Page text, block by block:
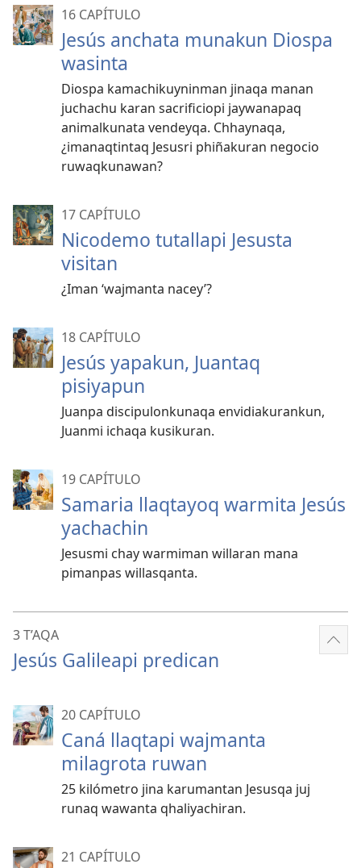
16 CAPÍTULO
Jesús anchata munakun Diospa
wasinta
Diospa kamachikuyninman jinaqa manan
juchachu karan sacrificiopi jaywanapaq
animalkunata vendeyqa. Chhaynaqa,
¿imanaqtintaq Jesusri phiñakuran negocio
ruwaqkunawan?
17 CAPÍTULO
Nicodemo tutallapi Jesusta
visitan
¿Iman ‘wajmanta nacey’?
18 CAPÍTULO
Jesús yapakun, Juantaq
pisiyapun
Juanpa discipulonkunaqa envidiakurankun,
Juanmi ichaqa kusikuran.
19 CAPÍTULO
Samaria llaqtayoq warmita Jesús
yachachin
Jesusmi chay warmiman willaran mana
pimanpas willasqanta.
3 T’AQA
Jesús Galileapi predican
20 CAPÍTULO
Caná llaqtapi wajmanta
milagrota ruwan
25 kilómetro jina karumantan Jesusqa juj
runaq wawanta qhaliyachiran.
21 CAPÍTULO